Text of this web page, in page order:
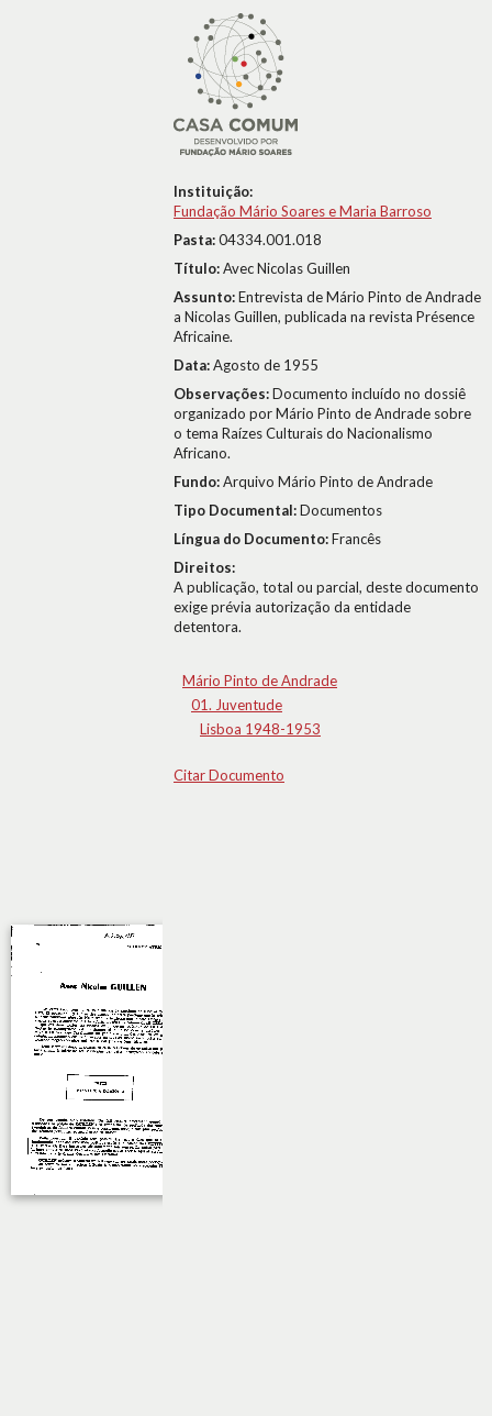
Instituição:
Fundação Mário Soares e Maria Barroso
Pasta:04334.001.018
Título:Avec Nicolas Guillen
Assunto:Entrevista de Mário Pinto de Andrade
a Nicolas Guillen, publicada na revista Présence
Africaine.
Data:Agosto de 1955
Observações:Documento incluído no dossiê
organizado por Mário Pinto de Andrade sobre
o tema Raízes Culturais do Nacionalismo
Africano.
Fundo:Arquivo Mário Pinto de Andrade
Tipo Documental:Documentos
Língua do Documento:Francês
Direitos:
A publicação, total ou parcial, deste documento
exige prévia autorização da entidade
detentora.
Mário Pinto de Andrade
01. Juventude
Lisboa 1948-1953
Citar Documento